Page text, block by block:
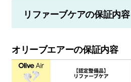
リファーブケアの保証内容
オリーブエアーの保証内容